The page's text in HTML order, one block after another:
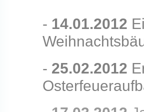
- 14.01.2012
- 25.02.2012